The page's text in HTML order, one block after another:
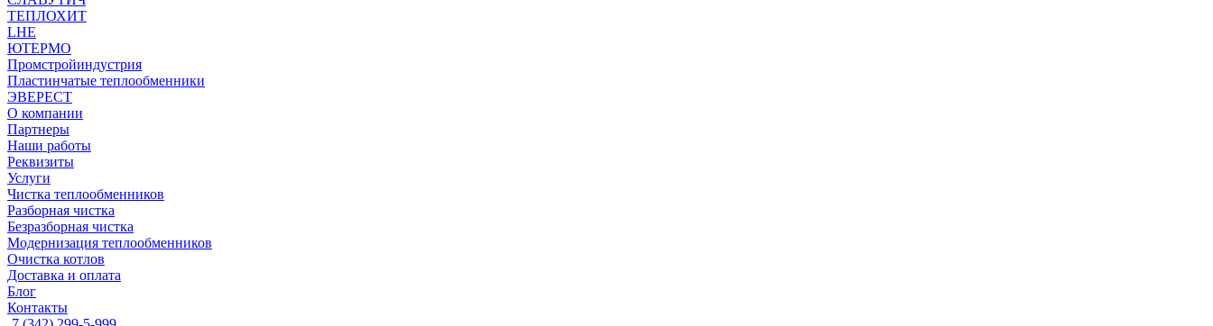
ТЕПЛОХИТ
LHE
ЮТЕРМО
Промстройиндустрия
Пластинчатые теплообменники
ЭВЕРЕСТ
О компании
Партнеры
Наши работы
Реквизиты
Услуги
Чистка теплообменников
Разборная чистка
Безразборная чистка
Модернизация теплообменников
Очистка котлов
Доставка и оплата
Блог
Контакты